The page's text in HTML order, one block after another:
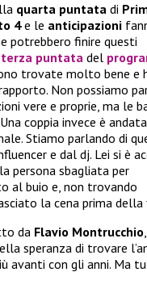
quarta puntata di
4e le anticipazioni
potrebbero finire questi
terza puntata del
trovate molto bene e
Non possiamo
vere e proprie, ma le
coppia invece è
Stiamo parlando di
e dal dj. Lei si è
persona sbagliata per
al buio e, non trovando
la cena prima della
da Flavio Montrucchio,
speranza di trovare
avanti con gli anni. Ma